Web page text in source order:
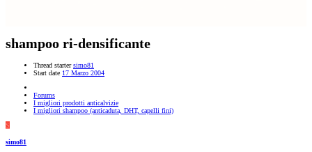
shampoo ri-densificante
Thread starter simo81
Start date 17 Marzo 2004
Forums
I migliori prodotti anticalvizie
I migliori shampoo (anticaduta, DHT, capelli fini)
S
simo81